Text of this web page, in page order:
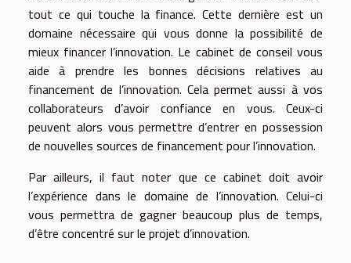
tout ce qui touche la finance. Cette dernière est un
domaine nécessaire qui vous donne la possibilité de
mieux financer l’innovation. Le cabinet de conseil vous
aide à prendre les bonnes décisions relatives au
financement de l’innovation. Cela permet aussi à vos
collaborateurs d’avoir confiance en vous. Ceux-ci
peuvent alors vous permettre d’entrer en possession
de nouvelles sources de financement pour l’innovation.
Par ailleurs, il faut noter que ce cabinet doit avoir
l’expérience dans le domaine de l’innovation. Celui-ci
vous permettra de gagner beaucoup plus de temps,
d’être concentré sur le projet d’innovation.